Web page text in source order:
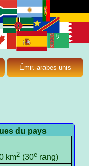
Émir. arabes unis
du pays
km2(30erang)